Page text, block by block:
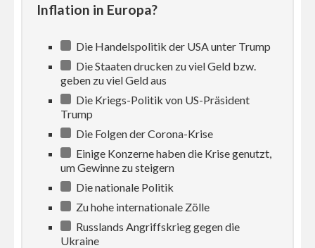
Inflation in Europa?
Die Handelspolitik der USA unter Trump
Die Staaten drucken zu viel Geld bzw.
geben zu viel Geld aus
Die Kriegs-Politik von US-Präsident
Trump
Die Folgen der Corona-Krise
Einige Konzerne haben die Krise genutzt,
um Gewinne zu steigern
Die nationale Politik
Zu hohe internationale Zölle
Russlands Angriffskrieg gegen die
Ukraine